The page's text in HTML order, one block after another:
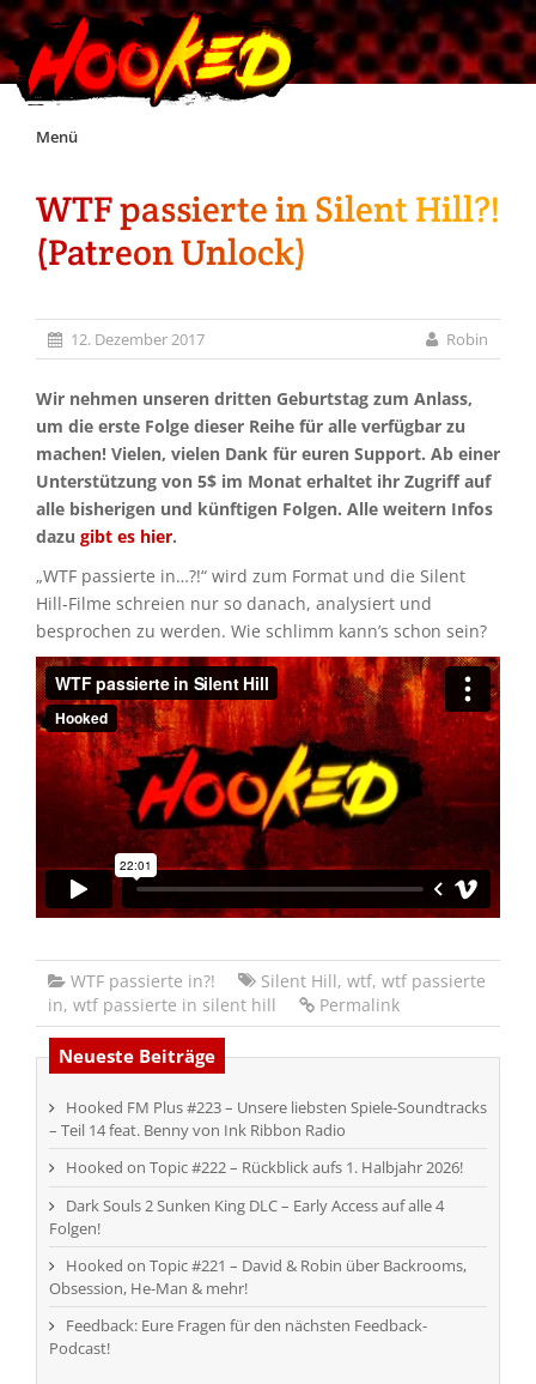
Skip
Menü
Unterstützt Hooked!
Exklusiv für Supporter*innen
Impressum
Discord
WTF passierte in Silent Hill?!
(Patreon Unlock)
12. Dezember 2017 Robin
Wir nehmen unseren dritten Geburtstag zum Anlass,
um die erste Folge dieser Reihe für alle verfügbar zu
machen! Vielen, vielen Dank für euren Support. Ab einer
Unterstützung von 5$ im Monat erhaltet ihr Zugriff auf
alle bisherigen und künftigen Folgen. Alle weitern Infos
dazu gibt es hier.
„WTF passierte in…?!“ wird zum Format und die Silent
Hill-Filme schreien nur so danach, analysiert und
besprochen zu werden. Wie schlimm kann’s schon sein?
WTF passierte in?! Silent Hill, wtf, wtf passierte
in, wtf passierte in silent hill Permalink
Neueste Beiträge
Hooked FM Plus #223 – Unsere liebsten Spiele-Soundtracks
– Teil 14 feat. Benny von Ink Ribbon Radio
Hooked on Topic #222 – Rückblick aufs 1. Halbjahr 2026!
Dark Souls 2 Sunken King DLC – Early Access auf alle 4
Folgen!
Hooked on Topic #221 – David & Robin über Backrooms,
Obsession, He-Man & mehr!
Feedback: Eure Fragen für den nächsten Feedback-
Podcast!